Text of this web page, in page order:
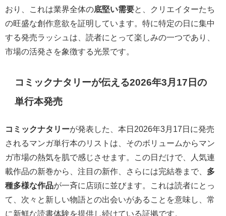
おり、これは業界全体の底堅い需要と、クリエイターたち
の旺盛な創作意欲を証明しています。特に特定の日に集中
する発売ラッシュは、読者にとって楽しみの一つであり、
市場の活発さを象徴する光景です。
コミックナタリーが伝える2026年3月17日の
単行本発売
コミックナタリーが発表した、本日2026年3月17日に発売
されるマンガ単行本のリストは、そのボリュームからマン
ガ市場の熱気を肌で感じさせます。この日だけで、人気連
載作品の新巻から、注目の新作、さらには完結巻まで、 多
種多様な作品が一斉に店頭に並びます。これは読者にとっ
て、次々と新しい物語との出会いがあることを意味し、常
に新鮮な読書体験を提供し続けている証拠です。